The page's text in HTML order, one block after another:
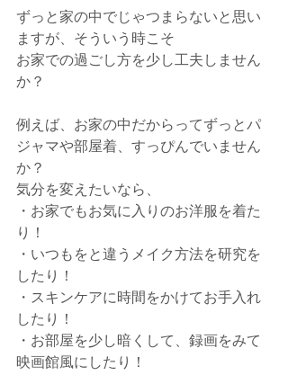
ずっと家の中でじゃつまらないと思い
ますが、そういう時こそ
お家での過ごし方を少し工夫しません
か？
例えば、お家の中だからってずっとパ
ジャマや部屋着、すっぴんでいません
か？
気分を変えたいなら、
・お家でもお気に入りのお洋服を着た
り！
・いつもをと違うメイク方法を研究を
したり！
・スキンケアに時間をかけてお手入れ
したり！
・お部屋を少し暗くして、録画をみて
映画館風にしたり！